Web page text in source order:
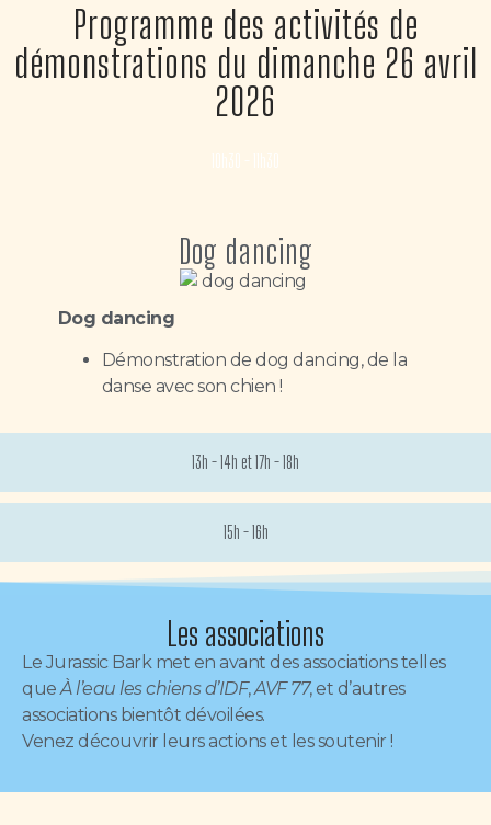
Programme des activités de
démonstrations du dimanche 26 avril
2026
13h - 14h et 17h - 18h
15h - 16h
Dog dancing
Dog dancing
Démonstration de dog dancing, de la
danse avec son chien !
Les associations
Le Jurassic Bark met en avant des associations telles
queÀ l’eau les chiens d’IDF,AVF 77, et d’autres
associations bientôt dévoilées.
Venez découvrir leurs actions et les soutenir !